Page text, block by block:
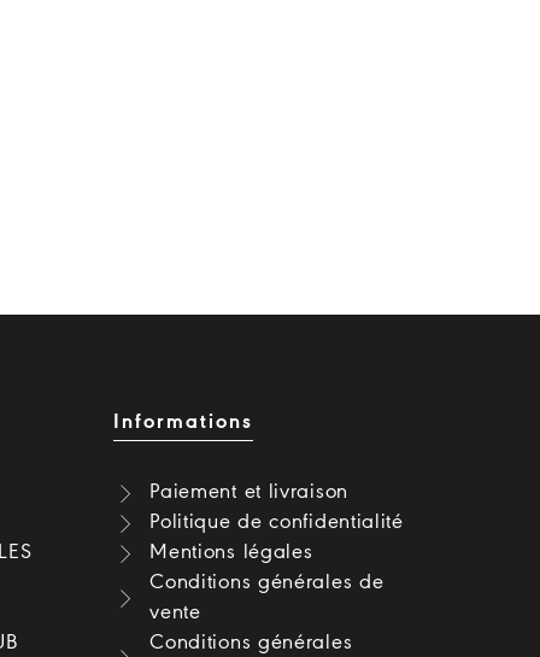
Informations
Paiement et livraison
Politique de confidentialité
Mentions légales
Conditions générales de
vente
Conditions générales